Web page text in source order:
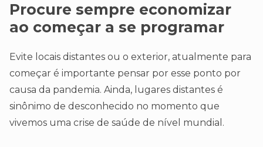
Procure sempre economizar
ao começar a se programar
Evite locais distantes ou o exterior, atualmente para
começar é importante pensar por esse ponto por
causa da pandemia. Ainda, lugares distantes é
sinônimo de desconhecido no momento que
vivemos uma crise de saúde de nível mundial.